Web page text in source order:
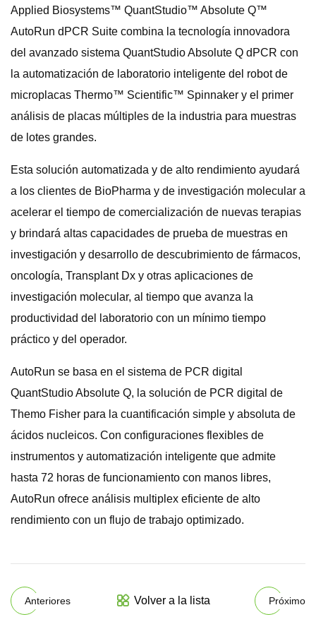
Applied Biosystems™ QuantStudio™ Absolute Q™
AutoRun dPCR Suite combina la tecnología innovadora
del avanzado sistema QuantStudio Absolute Q dPCR con
la automatización de laboratorio inteligente del robot de
microplacas Thermo™ Scientific™ Spinnaker y el primer
análisis de placas múltiples de la industria para muestras
de lotes grandes.
Esta solución automatizada y de alto rendimiento ayudará
a los clientes de BioPharma y de investigación molecular a
acelerar el tiempo de comercialización de nuevas terapias
y brindará altas capacidades de prueba de muestras en
investigación y desarrollo de descubrimiento de fármacos,
oncología, Transplant Dx y otras aplicaciones de
investigación molecular, al tiempo que avanza la
productividad del laboratorio con un mínimo tiempo
práctico y del operador.
AutoRun se basa en el sistema de PCR digital
QuantStudio Absolute Q, la solución de PCR digital de
Themo Fisher para la cuantificación simple y absoluta de
ácidos nucleicos. Con configuraciones flexibles de
instrumentos y automatización inteligente que admite
hasta 72 horas de funcionamiento con manos libres,
AutoRun ofrece análisis multiplex eficiente de alto
rendimiento con un flujo de trabajo optimizado.
Anteriores Volver a la lista Próximo